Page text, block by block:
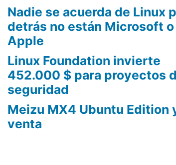
Nadie se acuerda de Linux
detrás no están Microsoft o
Apple
Linux Foundation invierte
452.000 $ para proyectos
seguridad
Meizu MX4 Ubuntu Edition
venta